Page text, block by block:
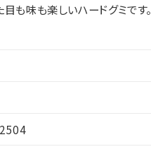
も味も楽しいハードグミです。